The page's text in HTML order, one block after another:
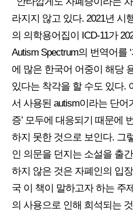
라지지 않고 있다. 2021년 시
의 의학용어집이 ICD-11가
Autism Spectrum의 번역어를
에 많은 한국어 어중이 해당
있다는 착각을 할 수도 있다.
서 사용된 autism이라는 단어
증’ 모두에 대응되기 때문에
하지 못한 것으로 보인다. 그
인 의문을 던지는 소설을 출
하지 않은 것은 자폐인의 입
국 이 책이 말하고자 하는 주
의 사용으로 인해 희석되는